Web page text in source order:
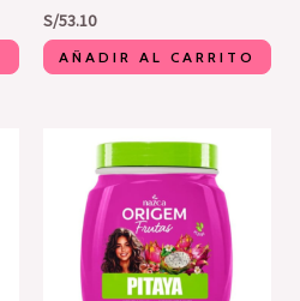
S/53.10
AÑADIR AL CARRITO